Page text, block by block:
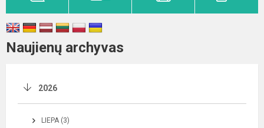
Naujienų archyvas
2026
LIEPA (3)